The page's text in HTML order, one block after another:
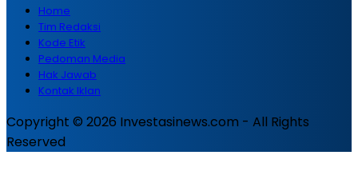
Home
Tim Redaksi
Kode Etik
Pedoman Media
Hak Jawab
Kontak Iklan
Copyright © 2026 Investasinews.com - All Rights
Reserved